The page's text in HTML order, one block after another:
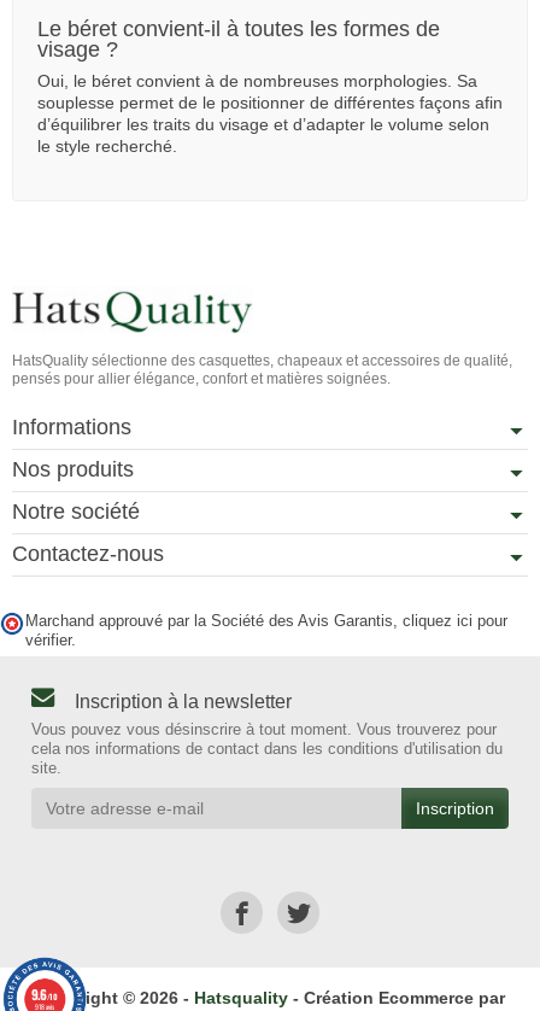
Le béret convient-il à toutes les formes de
visage ?
Oui, le béret convient à de nombreuses morphologies. Sa
souplesse permet de le positionner de différentes façons afin
d’équilibrer les traits du visage et d’adapter le volume selon
le style recherché.
HatsQuality sélectionne des casquettes, chapeaux et accessoires de qualité,
pensés pour allier élégance, confort et matières soignées.
Informations
Nos produits
Notre société
Contactez-nous
Marchand approuvé par la Société des Avis Garantis, cliquez ici pour
vérifier.
Inscription à la newsletter
Vous pouvez vous désinscrire à tout moment. Vous trouverez pour
cela nos informations de contact dans les conditions d'utilisation du
site.
Copyright © 2026 - Hatsquality- Création Ecommerce par
9.6/10
918 avis